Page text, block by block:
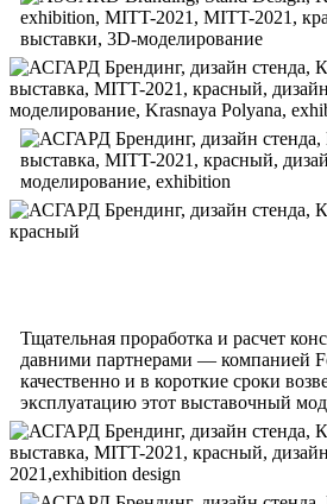
Тщательная проработка и расчет
давними партнерами — компанией
качественно и в короткие сроки
эксплуатацию этот выставочный